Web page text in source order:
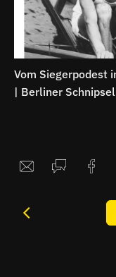
Vom Siegerpodest
| Berliner Schnipsel